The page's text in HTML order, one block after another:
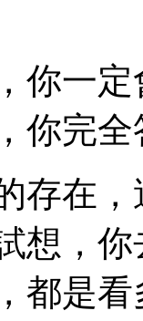
你一
你完
存在
想，
都是